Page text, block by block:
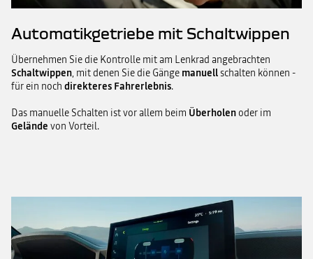
Automatikgetriebe mit Schaltwippen
Übernehmen Sie die Kontrolle mit am Lenkrad angebrachten
Schaltwippen, mit denen Sie die Gänge manuell schalten können -
für ein noch direkteres Fahrerlebnis.
Das manuelle Schalten ist vor allem beim Überholen oder im
Gelände von Vorteil.